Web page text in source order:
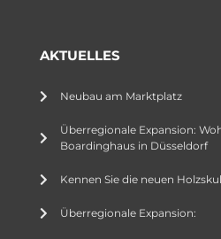
AKTUELLES
Neubau am Marktplatz
Überregionale Expansion:
Boardinghaus in Düsseldorf
Kennen Sie die neuen
Überregionale Expansion: